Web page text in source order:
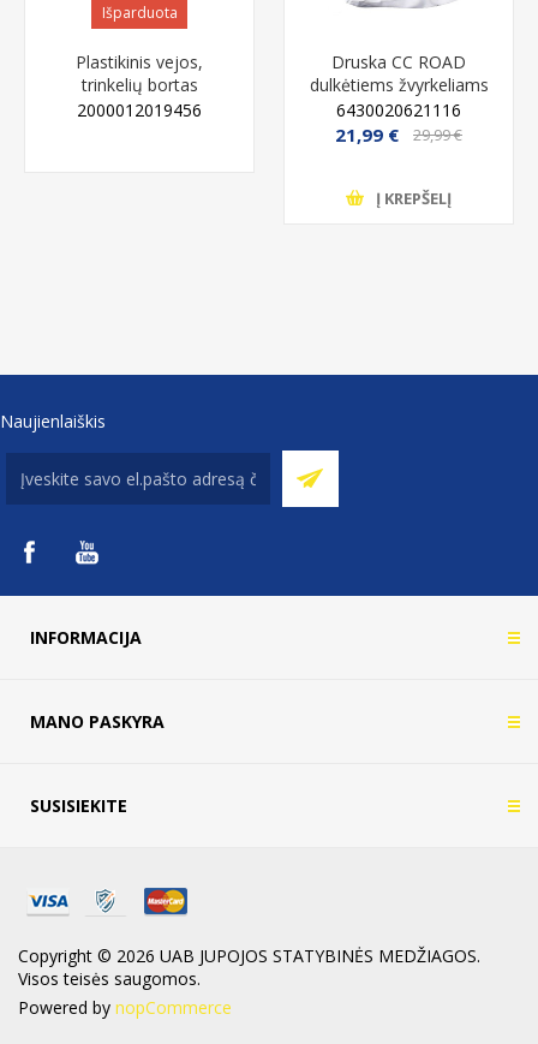
Išparduota
Plastikinis vejos,
trinkelių bortas
atskyrimui - 45 mm,
2000012019456
Druska CC ROAD
dulkėtiems žvyrkeliams
25 kg
6430020621116
21,99 € 29,99 €
Į KREPŠELĮ
Naujienlaiškis
INFORMACIJA
MANO PASKYRA
SUSISIEKITE
Copyright © 2026 UAB JUPOJOS STATYBINĖS MEDŽIAGOS.
Visos teisės saugomos.
Powered by nopCommerce